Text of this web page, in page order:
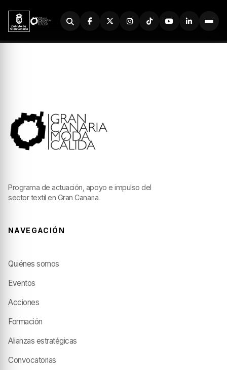
Buscador
Programa de actuación, apoyo e impulso del
sector textil en Gran Canaria.
NAVEGACIÓN
Quiénes somos
Eventos
Acciones
Formación
Alianzas estratégicas
Convocatorias